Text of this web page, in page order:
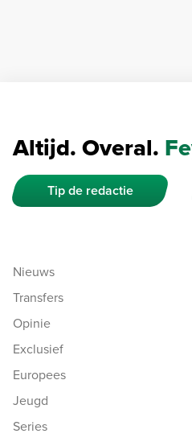
Altijd. Overal.
Tip de redactie
Nieuws
Transfers
Opinie
Exclusief
Europees
Jeugd
Series